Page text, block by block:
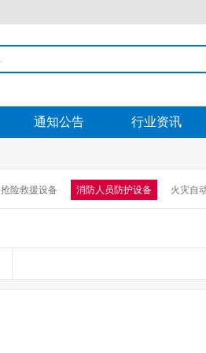
通知公告 行业资讯
抢险救援设备 消防人员防护设备 火灾自